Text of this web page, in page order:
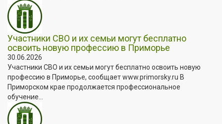
Участники СВО и их семьи могут бесплатно
освоить новую профессию в Приморье
30.06.2026
Участники СВО и их семьи могут бесплатно освоить новую
профессию в Приморье, сообщает www.primorsky.ru В
Приморском крае продолжается профессиональное
обучение...